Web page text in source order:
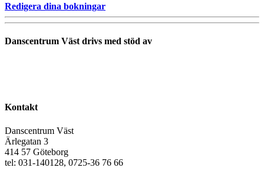
Redigera dina bokningar
Danscentrum Väst drivs med stöd av
Kontakt
Danscentrum Väst
Ärlegatan 3
414 57 Göteborg
tel: 031-140128, 0725-36 76 66